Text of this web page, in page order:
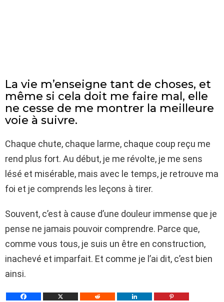
La vie m’enseigne tant de choses, et
même si cela doit me faire mal, elle
ne cesse de me montrer la meilleure
voie à suivre.
Chaque chute, chaque larme, chaque coup reçu me
rend plus fort. Au début, je me révolte, je me sens
lésé et misérable, mais avec le temps, je retrouve ma
foi et je comprends les leçons à tirer.
Souvent, c’est à cause d’une douleur immense que je
pense ne jamais pouvoir comprendre. Parce que,
comme vous tous, je suis un être en construction,
inachevé et imparfait. Et comme je l’ai dit, c’est bien
ainsi.